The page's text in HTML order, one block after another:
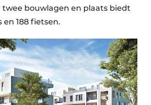
bouwlagen en plaats biedt
en 188 fietsen.